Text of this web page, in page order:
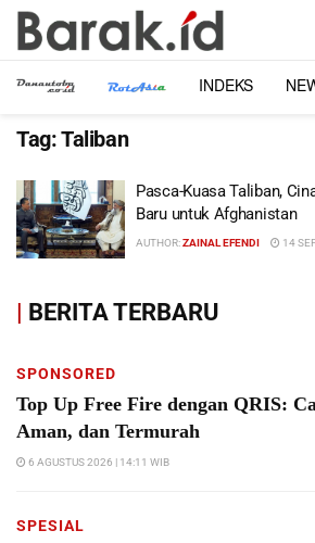
INDEKS
Tag:Taliban
Pasca-Kuasa Taliban,
Baru untuk Afghanistan
AUTHOR:ZAINAL EFENDI 14
| BERITA TERBARU
SPONSORED
Top Up Free Fire dengan QRIS:
Aman, dan Termurah
6 AGUSTUS 2026 | 14:11 WIB
SPESIAL